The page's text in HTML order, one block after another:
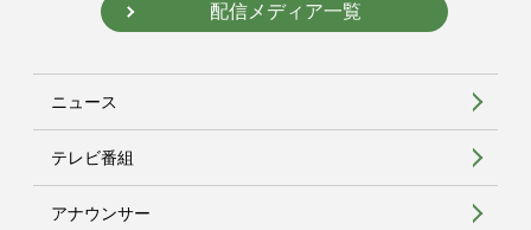
配信メディア一覧
ニュース
テレビ番組
アナウンサー